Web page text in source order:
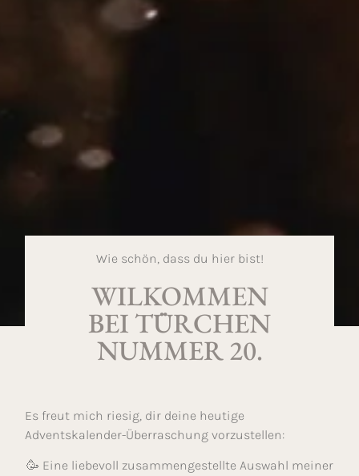
Wie schön, dass du hier bist!
WILKOMMEN
BEI TÜRCHEN
NUMMER 20.
Es freut mich riesig, dir deine heutige
Adventskalender-Überraschung vorzustellen:
🥳 Eine liebevoll zusammengestellte Auswahl meiner